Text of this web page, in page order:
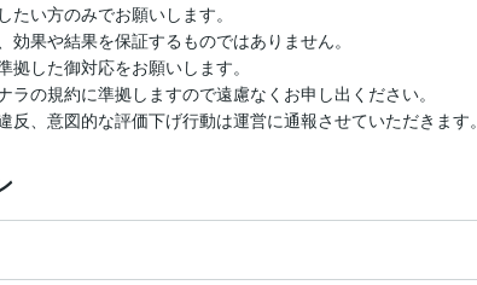
たい方のみでお願いします。
効果や結果を保証するものではありません。
拠した御対応をお願いします。
ラの規約に準拠しますので遠慮なくお申し出ください。
反、意図的な評価下げ行動は運営に通報させていただきます。